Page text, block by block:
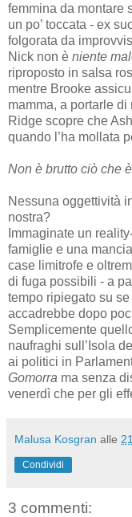
femmina da montare
un po’ toccata - ex
folgorata da
Nick non è niente
riproposto in salsa
mentre Brooke
mamma, a portarle di
Ridge scopre che
quando l’ha mollata
Non è brutto ciò che
Nessuna oggettività
nostra?
Immaginate un
famiglie e una
case limitrofe e
di fuga possibili - a
tempo ripiegato su
accadrebbe dopo
Semplicemente
naufraghi sull’Isola
ai politici in
Gomorra ma senza
venerdì che per gli
Malusa Kosgran alle
Condividi
3 commenti: